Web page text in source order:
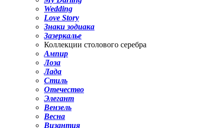
Wedding
Love Story
Знаки зодиака
Зазеркалье
Коллекции столового серебра
Ампир
Лоза
Лада
Стиль
Отечество
Элегант
Вензель
Весна
Византия